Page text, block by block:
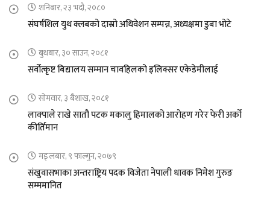
शनिबार, २३ भदौ, २०८०
संघर्षशिल युथ क्लबको दास्रो अधिवेशन सम्पन्न, अध्यक्षमा डुबा भोटे
बुधबार, ३० साउन, २०८१
सर्वोत्कृष्ट बिद्यालय सम्मान चावहिलको इलिक्सर एकेडेमीलाई
सोमवार, ३ बैशाख, २०८१
लाक्पाले राखे सातौ पटक मकालु हिमालको आरोहण गरेर फेरी अर्को
कीर्तिमान
मङ्लबार, ९ फाल्गुन, २०७९
संखुवासभाका अन्तराष्ट्रिय पदक विजेता नेपाली धावक निमेश गुरुङ
सम्ममानित